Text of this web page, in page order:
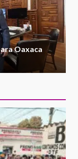
Montiel
Salomón Jara
en
en San
Oaxaca